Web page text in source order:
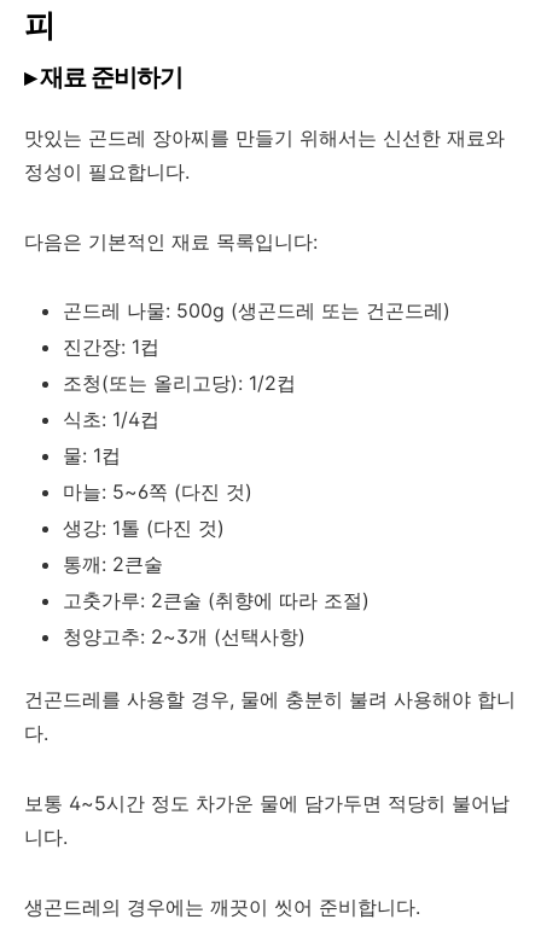
피
▸ 재료 준비하기
맛있는 곤드레 장아찌를 만들기 위해서는 신선한 재료와
정성이 필요합니다.
다음은 기본적인 재료 목록입니다:
곤드레 나물: 500g (생곤드레 또는 건곤드레)
진간장: 1컵
조청(또는 올리고당): 1/2컵
식초: 1/4컵
물: 1컵
마늘: 5~6쪽 (다진 것)
생강: 1톨 (다진 것)
통깨: 2큰술
고춧가루: 2큰술 (취향에 따라 조절)
청양고추: 2~3개 (선택사항)
건곤드레를 사용할 경우, 물에 충분히 불려 사용해야 합니
다.
보통 4~5시간 정도 차가운 물에 담가두면 적당히 불어납
니다.
생곤드레의 경우에는 깨끗이 씻어 준비합니다.